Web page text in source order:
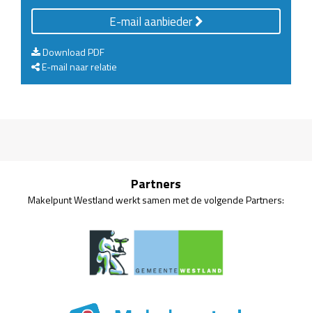
E-mail aanbieder
Download PDF
E-mail naar relatie
Partners
Makelpunt Westland werkt samen met de volgende Partners: